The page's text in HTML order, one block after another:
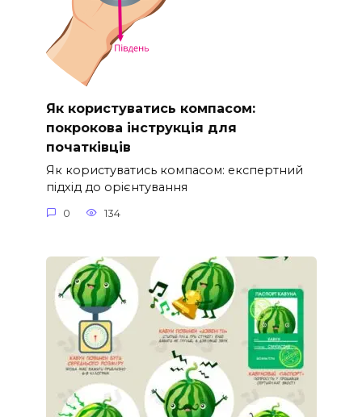
Як користуватись компасом:
покрокова інструкція для
початківців
Як користуватись компасом: експертний
підхід до орієнтування
0 134